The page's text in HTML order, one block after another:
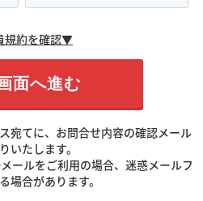
約を確認▼
宛てに、お問合せ内容の確認メール
いたします。
ールをご利用の場合、迷惑メールフ
場合があります。